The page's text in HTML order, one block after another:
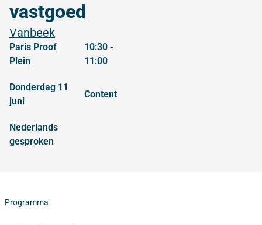
vastgoed
Vanbeek
Paris Proof
Plein
10:30 -
11:00
donderdag 11
juni
content
Nederlands
gesproken
Programma